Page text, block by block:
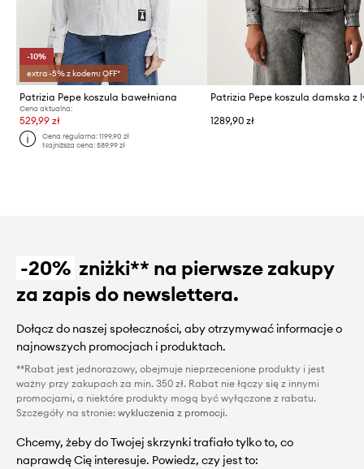
-10%
extra -5% z kodem: OFF*
Patrizia Pepe koszula bawełniana
Cena aktualna:
529,99 zł
Cena regularna:1199,90 zł
Najniższa cena:589,99 zł
1289,90 zł
-20% zniżki** na pierwsze zakupy
za zapis do newslettera.
Dołącz do naszej społeczności, aby otrzymywać informacje o
najnowszych promocjach i produktach.
**Rabat jest jednorazowy, obejmuje nieprzecenione produkty i jest
ważny przy zakupach za min. 350 zł. Rabat nie łączy się z innymi
promocjami, a niektóre produkty mogą być wyłączone z rabatu.
Szczegóły na stronie: wykluczenia z promocji.
Chcemy, żeby do Twojej skrzynki trafiało tylko to, co
naprawdę Cię interesuje. Powiedz, czy jest to: